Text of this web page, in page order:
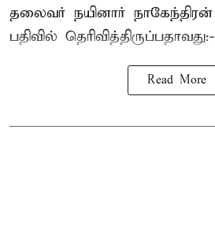
தலைவர் நயினார் நாகேந்திரன்
பதிவில் தெரிவித்திருப்பதாவது:-
Read More